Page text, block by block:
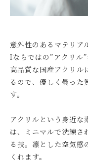
意外性のあるマテリア
Iならではの”アクリル
高品質な国産アクリル
るので、優しく曇った
す。
アクリルという身近な
は、ミニマルで洗練
る技。凛とした空気感
くれます。